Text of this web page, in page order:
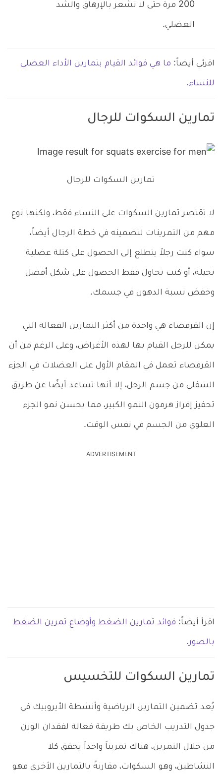
200 مرة حتى لا تشعر بالإرهاق والشد
العضلي.
اقرئي أيضاً: ما هي فوائد القيام بتمارين الأداء العضلي
للنساء.
تمارين السكوات للرجال
تمارين السكوات للرجال
لا تقتصر تمارين السكوات على النساء فقط، ولكنها نوع
مهم من التمرينات لتضمينه في خطة الرجال أيضاً،
سواء كنت رجلاً يتطلع إلى الحصول على كتلة عضلية
نحيلة، أو كنت تحاول فقط الحصول على شكل أفضل
وخفض نسبة الدهون في جسمك.
إن القرفصاء هي واحدة من أكثر التمارين الفعالة التي
يمكن للرجل القيام بها لهذه الأغراض، وعلى الرغم من أن
القرفصاء تعمل في المقام الأول على العضلات في الجزء
السفلي من جسم الرجل، إلا أنها تساعد أيضًا عن طريق
تحفيز إفراز هرمون النمو الكبير، مما يحسن نمو الجزء
العلوي من الجسم في نفس الوقت.
ADVERTISEMENT
اقرأ أيضاً: فوائد تمارين الضغط وأوضاع تمرين الضغط
بالصور.
تمارين السكوات للتخسيس
يُعد تضمين التمارين الرياضية وأنشطة الأيروبيك في
جدول التدريب الخاص بك طريقة فعالة لفقدان الوزن
من خلال التمرين، هناك تمريناً واحداً يحقق كلا
النشاطين، وهو السكوات، مقارنةً بالتمارين الأخرى فهو